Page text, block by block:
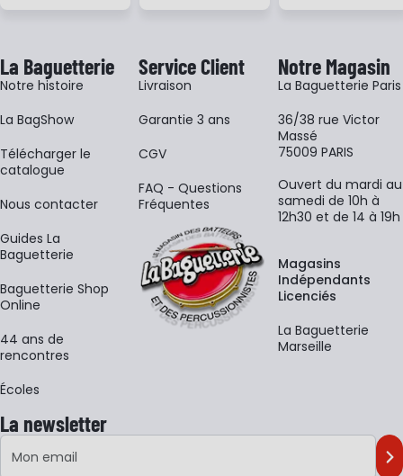
La Baguetterie
Notre histoire
La BagShow
​Télécharger le
catalogue
Nous contacter
Guides La
Baguetterie
Baguetterie Shop
Online
44 ans de
rencontres
Écoles
Service Client
Livraison
Garantie 3 ans
CGV
FAQ - Questions
Fréquentes
Notre Magasin
La Baguetterie Paris
36/38 rue Victor
Massé
75009 PARIS
Ouvert du mardi au
samedi de 10h à
12h30 et de 14 à 19h
Magasins
Indépendants
Licenciés
La Baguetterie
Marseille
La newsletter
Adresse e-mail